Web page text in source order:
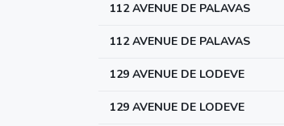
112 AVENUE DE PALAVAS
112 AVENUE DE PALAVAS
129 AVENUE DE LODEVE
129 AVENUE DE LODEVE